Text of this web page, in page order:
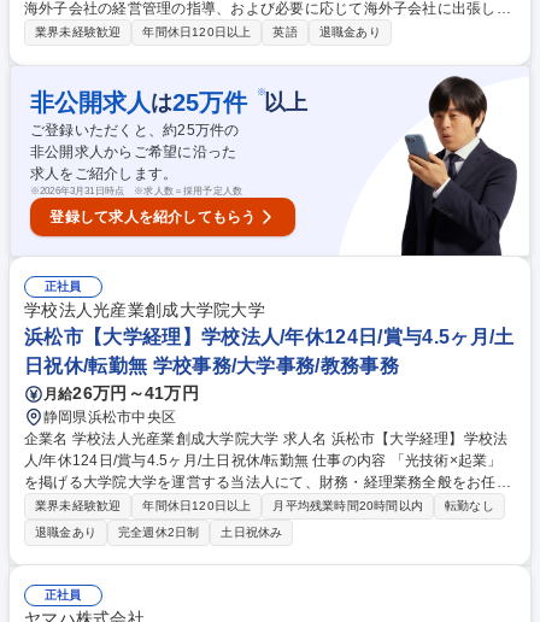
海外子会社の経営管理の指導、および必要に応じて海外子会社に出張して
現場での指導に携わっていただきます。 また、海外にある主要子会社約3
一員として子会社の経営に関わる機会もあります。 ＜＜ 具体的には ＞＞
・海外監査部に在籍中は、海外子会社の財務数値を分析し、現地経理スタ
ッフや駐在員と連携して、経営改善や業務指導を実施します。 ・当社財務
部門との連携では、連結決算やIFRS対応のサポート、税務対応の指導を行
います。 募集職種 【財務】海外子会社の財務に関する管理業務 (海外出
張・海外駐在あり）
業界未経験歓迎 年間休日120日以上 英語 退職金あり
非公開求人 は25万件 ※以上
ご登録いただくと、約25万件の
非公開求人からご希望に沿った
求人をご紹介します。
※2026年3月31日時点 ※求人数＝採用予定人数
登録して求人を紹介してもらう
正社員
学校法人光産業創成大学院大学
浜松市【大学経理】学校法人/年休124日/賞与4.5ヶ月/土
日祝休/転勤無 学校事務/大学事務/教務事務
月給26万円～41万円
静岡県浜松市中央区
企業名 学校法人光産業創成大学院大学 求人名 浜松市【大学経理】学校法
人/年休124日/賞与4.5ヶ月/土日祝休/転勤無 仕事の内容 「光技術×起業」
を掲げる大学院大学を運営する当法人にて、財務・経理業務全般をお任せ
します。日常の仕訳入力は別担当が行うため、予算・決算の総括や財務情
報の作成といった、上流の業務に携わるポジション。 ■予算・決算の総括
および財務諸表の作成 ■税務申告業務 ■基本財産の管理・評価 ■寄付金・
助成金の受入れ管理 【幅広い業務に携わる魅力】 経理業務のみならず、
銀行への外出、施設管理、会議運営、時には学内行事の設営・運営補助な
ど、組織全体を支える多様な業務が発生します。フットワーク軽く、周囲
業界未経験歓迎 年間休日120日以上 月平均残業時間20時間以内
転勤なし
退職金あり
完全週休2日制 土日祝休み
正社員